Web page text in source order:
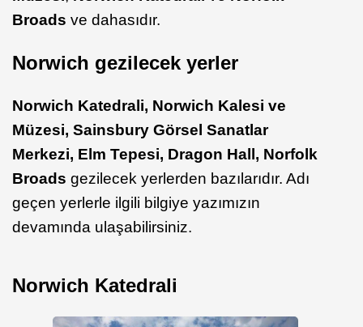
Broads ve dahasıdır.
Norwich gezilecek yerler
Norwich Katedrali, Norwich Kalesi ve
Müzesi, Sainsbury Görsel Sanatlar
Merkezi, Elm Tepesi, Dragon Hall, Norfolk
Broads gezilecek yerlerden bazılarıdır. Adı
geçen yerlerle ilgili bilgiye yazımızın
devamında ulaşabilirsiniz.
Norwich Katedrali